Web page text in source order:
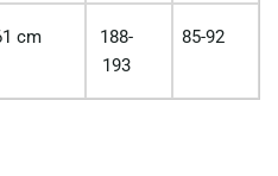
cm
188-
193
85-92